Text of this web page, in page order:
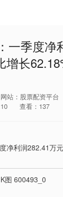
一季度净
增长
网站：股票配资平台
查看：137